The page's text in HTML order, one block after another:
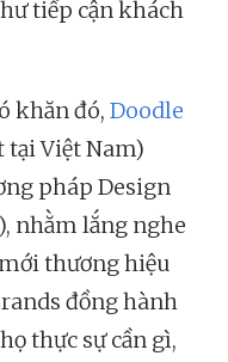
tiếp cận khách
khăn đó, Doodle
tại Việt Nam)
pháp Design
nhằm lắng nghe
thương hiệu
đồng hành
thực sự cần gì,